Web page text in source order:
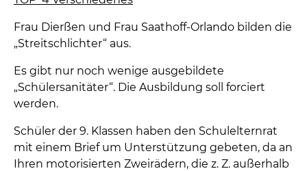
Frau Dierßen und Frau Saathoff-Orlando bilden die
„Streitschlichter“ aus.
Es gibt nur noch wenige ausgebildete
„Schülersanitäter“. Die Ausbildung soll forciert
werden.
Schüler der 9. Klassen haben den Schulelternrat
mit einem Brief um Unterstützung gebeten, da an
Ihren motorisierten Zweirädern, die z. Z. außerhalb